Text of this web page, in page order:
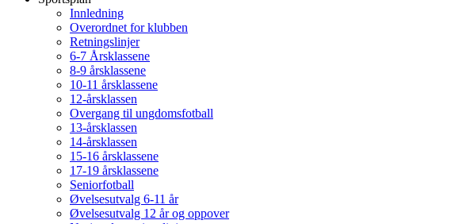
Innledning
Overordnet for klubben
Retningslinjer
6-7 Årsklassene
8-9 årsklassene
10-11 årsklassene
12-årsklassen
Overgang til ungdomsfotball
13-årsklassen
14-årsklassen
15-16 årsklassene
17-19 årsklassene
Seniorfotball
Øvelsesutvalg 6-11 år
Øvelsesutvalg 12 år og oppover